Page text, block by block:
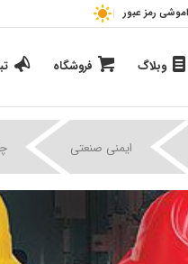
رمز عبور
وبلاگ فروشگاه
ایمنی صنعتی